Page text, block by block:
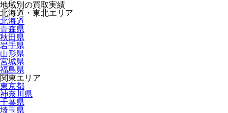
地域別の買取実績
北海道・東北エリア
北海道
青森県
秋田県
岩手県
山形県
宮城県
福島県
関東エリア
東京都
神奈川県
千葉県
埼玉県